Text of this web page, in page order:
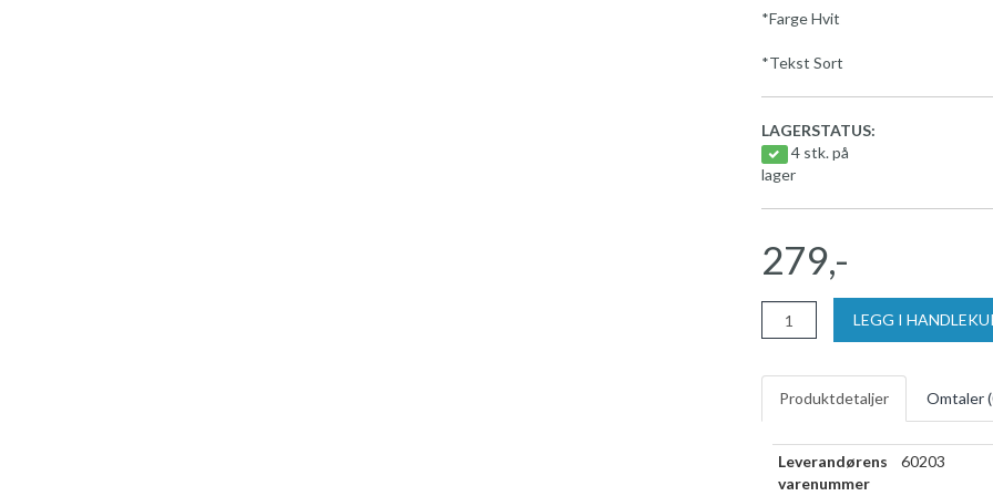
*Farge Hvit
*Tekst Sort
LAGERSTATUS:
4 stk. på
lager
279,-
LEGG I
Produktdetaljer Omtaler (
Leverandørens
varenummer
60203